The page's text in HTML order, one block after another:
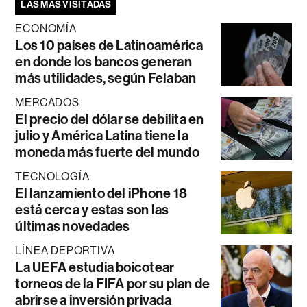
LAS MÁS VISITADAS
ECONOMÍA
Los 10 países de Latinoamérica
en donde los bancos generan
más utilidades, según Felaban
MERCADOS
El precio del dólar se debilita en
julio y América Latina tiene la
moneda más fuerte del mundo
TECNOLOGÍA
El lanzamiento del iPhone 18
está cerca y estas son las
últimas novedades
LÍNEA DEPORTIVA
La UEFA estudia boicotear
torneos de la FIFA por su plan de
abrirse a inversión privada